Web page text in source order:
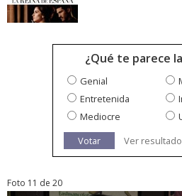
¿Qué te parece
Genial
Entretenida
Mediocre
Votar
Ver
Foto 11 de 20